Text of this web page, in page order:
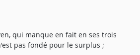
qui manque en fait en ses trois
pas fondé pour le surplus ;